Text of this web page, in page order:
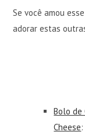
Se você amou esse
adorar estas
Bolo de
Cheese